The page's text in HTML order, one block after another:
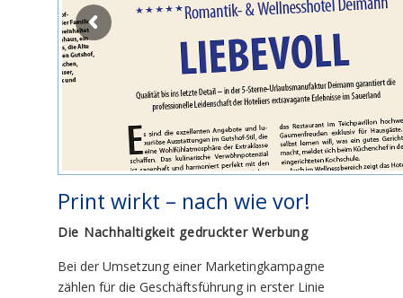
Print wirkt – nach wie vor!
Die Nachhaltigkeit gedruckter Werbung
Bei der Umsetzung einer Marketingkampagne
zählen für die Geschäftsführung in erster Linie